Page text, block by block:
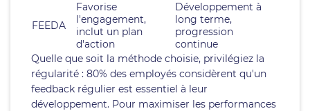
FEEDA
Favorise
l'engagement,
inclut un plan
d'action
Développement à
long terme,
progression
continue
Quelle que soit la méthode choisie, privilégiez la
régularité : 80% des employés considèrent qu'un
feedback régulier est essentiel à leur
développement. Pour maximiser les performances